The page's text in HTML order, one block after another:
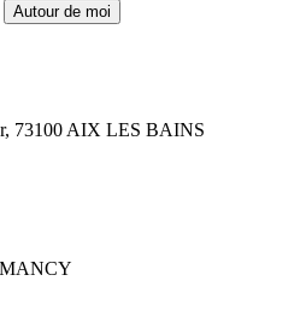
Autour de moi
73100 AIX LES BAINS